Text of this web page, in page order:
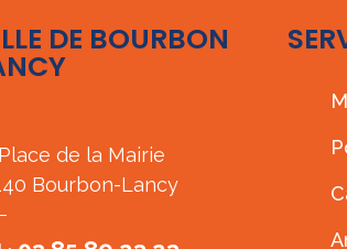
DE BOURBON
de la Mairie
Bourbon-Lancy